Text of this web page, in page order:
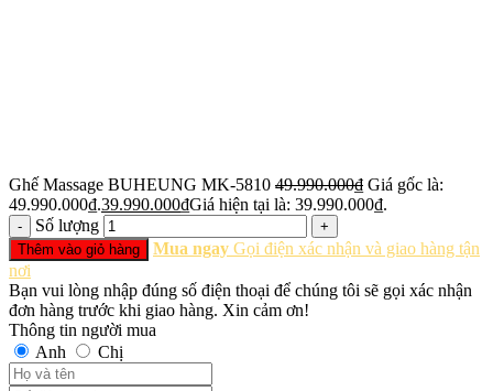
Ghế Massage BUHEUNG MK-5810 49.990.000₫ Giá gốc là:
49.990.000₫.39.990.000₫Giá hiện tại là: 39.990.000₫.
Số lượng
Thêm vào giỏ hàng Mua ngay Gọi điện xác nhận và giao hàng tận
nơi
Bạn vui lòng nhập đúng số điện thoại để chúng tôi sẽ gọi xác nhận
đơn hàng trước khi giao hàng. Xin cảm ơn!
Thông tin người mua
Anh
Chị